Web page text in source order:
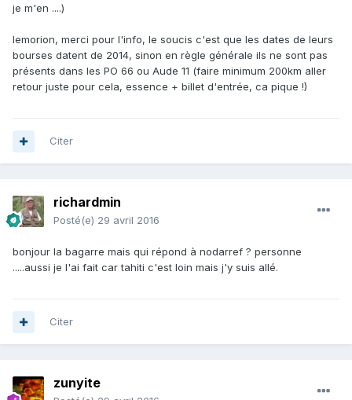
je m'en ....)
lemorion, merci pour l'info, le soucis c'est que les dates de leurs
bourses datent de 2014, sinon en règle générale ils ne sont pas
présents dans les PO 66 ou Aude 11 (faire minimum 200km aller
retour juste pour cela, essence + billet d'entrée, ca pique !)
Citer
richardmin
Posté(e) 29 avril 2016
bonjour la bagarre mais qui répond à nodarref ? personne
.....aussi je l'ai fait car tahiti c'est loin mais j'y suis allé.
Citer
zunyite